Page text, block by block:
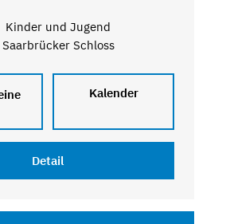
Kinder und Jugend
Saarbrücker Schloss
Kalender
Detail